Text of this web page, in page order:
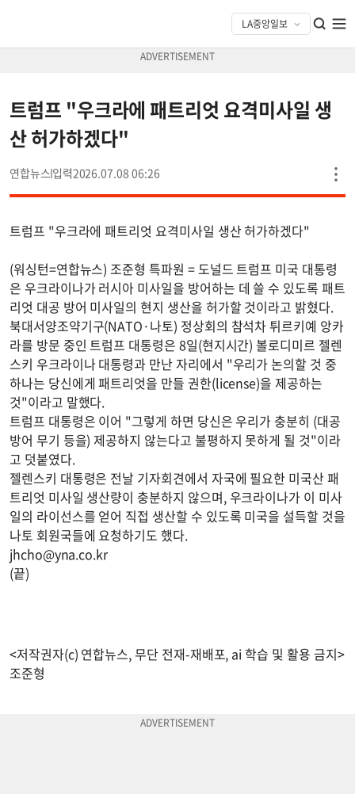
트럼프 "우크라에 패트리엇 요격미사일 생
산 허가하겠다"
연합뉴스 2026.07.08 06:26
트럼프 "우크라에 패트리엇 요격미사일 생산 허가하겠다"
(워싱턴=연합뉴스) 조준형 특파원 = 도널드 트럼프 미국 대통령
은 우크라이나가 러시아 미사일을 방어하는 데 쓸 수 있도록 패트
리엇 대공 방어 미사일의 현지 생산을 허가할 것이라고 밝혔다.
북대서양조약기구(NATO·나토) 정상회의 참석차 튀르키예 앙카
라를 방문 중인 트럼프 대통령은 8일(현지시간) 볼로디미르 젤렌
스키 우크라이나 대통령과 만난 자리에서 "우리가 논의할 것 중
하나는 당신에게 패트리엇을 만들 권한(license)을 제공하는
것"이라고 말했다.
트럼프 대통령은 이어 "그렇게 하면 당신은 우리가 충분히 (대공
방어 무기 등을) 제공하지 않는다고 불평하지 못하게 될 것"이라
고 덧붙였다.
젤렌스키 대통령은 전날 기자회견에서 자국에 필요한 미국산 패
트리엇 미사일 생산량이 충분하지 않으며, 우크라이나가 이 미사
일의 라이선스를 얻어 직접 생산할 수 있도록 미국을 설득할 것을
나토 회원국들에 요청하기도 했다.
jhcho@yna.co.kr
(끝)
<저작권자(c) 연합뉴스, 무단 전재-재배포, ai 학습 및 활용 금지>
조준형